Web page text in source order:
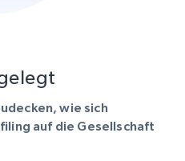
wie sich
auf die Gesellschaft